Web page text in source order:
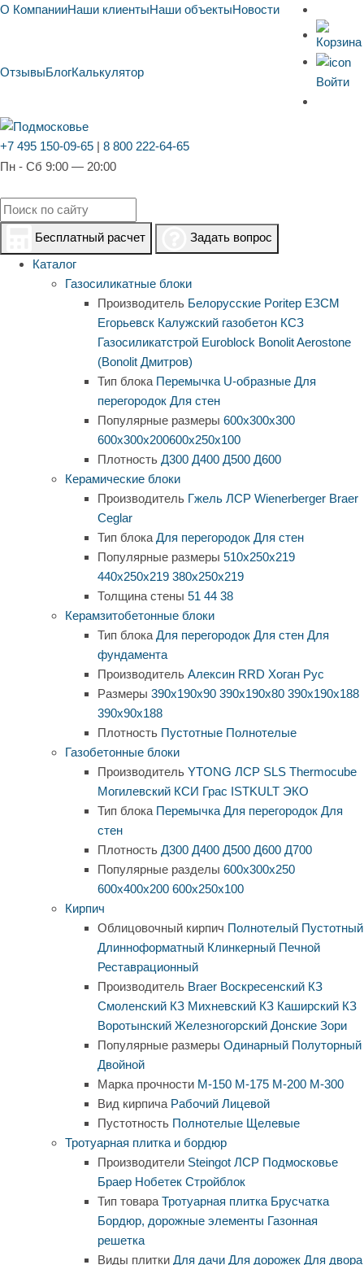
О КомпанииНаши клиентыНаши объектыНовости
ОтзывыБлогКалькулятор
Войти
+7 495 150-09-65 | 8 800 222-64-65
Пн - Сб 9:00 — 20:00
Бесплатный расчет
Задать вопрос
Каталог
Газосиликатные блоки
Производитель Белорусские Poritep ЕЗСМ
Егорьевск Калужский газобетон КСЗ
Газосиликатстрой Euroblock BonolitAerostone
(Bonolit Дмитров)
Тип блока Перемычка U-образные Для
перегородок Для стен
Популярные размеры 600х300х300
600х300х200600х250х100
Плотность Д300 Д400 Д500 Д600
Керамические блоки
Производитель Гжель ЛСР Wienerberger Braer
Ceglar
Тип блока Для перегородок Для стен
Популярные размеры 510х250х219
440х250х219 380х250х219
Толщина стены 51 44 38
Керамзитобетонные блоки
Тип блока Для перегородок Для стен Для
фундамента
Производитель Алексин RRD Хоган Рус
Размеры 390х190х90 390х190х80 390х190х188
390х90х188
Плотность Пустотные Полнотелые
Газобетонные блоки
Производитель YTONG ЛСР SLS Thermocube
Могилевский КСИ Грас ISTKULT ЭКО
Тип блока Перемычка Для перегородок Для
стен
Плотность Д300 Д400 Д500 Д600 Д700
Популярные разделы 600х300х250
600х400х200 600х250х100
Кирпич
Облицовочный кирпич Полнотелый Пустотный
Длинноформатный Клинкерный Печной
Реставрационный
Производитель Braer Воскресенский КЗ
Смоленский КЗ Михневский КЗ Каширский КЗ
Воротынский Железногорский Донские Зори
Популярные размеры Одинарный Полуторный
Двойной
Марка прочности М-150 М-175 М-200 М-300
Вид кирпича Рабочий Лицевой
Пустотность Полнотелые Щелевые
Тротуарная плитка и бордюр
Производители Steingot ЛСР Подмосковье
Браер Нобетек Стройблок
Тип товара Тротуарная плитка Брусчатка
Бордюр, дорожные элементы Газонная
решетка
Виды плитки Для дачи Для дорожек Для двора